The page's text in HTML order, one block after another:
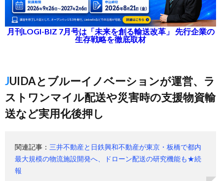
月刊LOGI-BIZ 7月号は「未来を創る輸送改革」 先行企業の
生存戦略を徹底取材
JUIDAとブルーイノベーションが運営、ラ
ストワンマイル配送や災害時の支援物資輸
送など実用化後押し
関連記事： 三井不動産と日鉄興和不動産が東京・板橋で都内
最大規模の物流施設開発へ、ドローン配送の研究機能も★続
報